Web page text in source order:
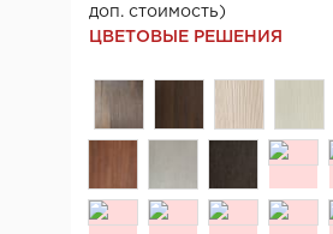
доп. стоимость)
ЦВЕТОВЫЕ РЕШЕНИЯ